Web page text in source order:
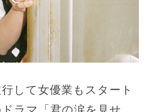
して女優業もスタート